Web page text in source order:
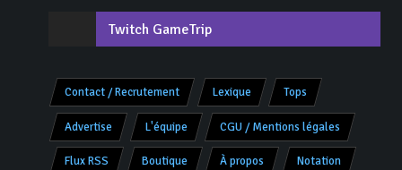
Twitch GameTrip
Contact / Recrutement Lexique Tops
Advertise L'équipe CGU / Mentions légales
Flux RSS Boutique À propos Notation